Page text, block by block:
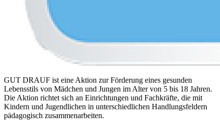
GUT DRAUF ist eine Aktion zur Förderung eines gesunden
Lebensstils von Mädchen und Jungen im Alter von 5 bis 18 Jahren.
Die Aktion richtet sich an Einrichtungen und Fachkräfte, die mit
Kindern und Jugendlichen in unterschiedlichen Handlungsfeldern
pädagogisch zusammenarbeiten.